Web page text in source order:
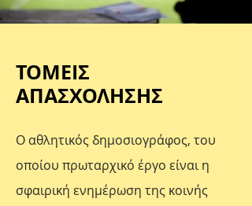
ΤΟΜΕΙΣ
ΑΠΑΣΧΟΛΗΣΗΣ
Ο αθλητικός δημοσιογράφος, του
οποίου πρωταρχικό έργο είναι η
σφαιρική ενημέρωση της κοινής